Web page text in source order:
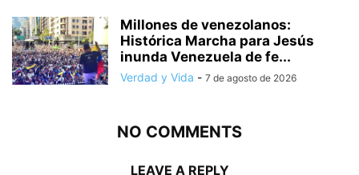
Millones de venezolanos:
Histórica Marcha para Jesús
inunda Venezuela de fe...
Verdad y Vida - 7 de agosto de 2026
NO COMMENTS
LEAVE A REPLY